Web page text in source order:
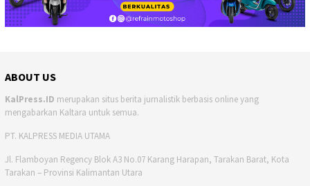
ABOUT US
KalPress.ID merupakan situs berita jurnalistik berbasis online yang
mengabarkan Kaltara untuk semua.
PT. KALPRESS MEDIA UTAMA
Jl. Flamboyan Regency Blok A3 No.07 Karang Harapan, Tarakan Barat, Kota
Tarakan – Provinsi Kalimantan Utara